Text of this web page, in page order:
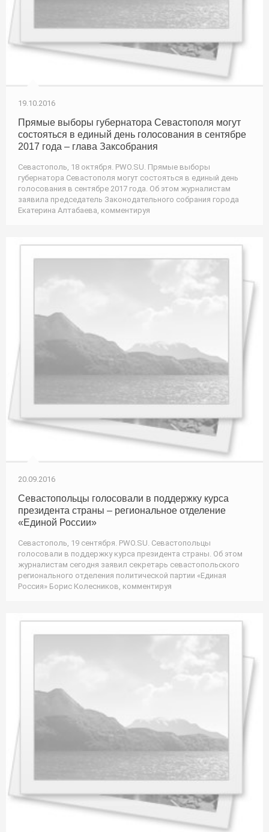
19.10.2016
Прямые выборы губернатора Севастополя могут
состояться в единый день голосования в сентябре
2017 года – глава Заксобрания
Севастополь, 18 октября. PWO.SU. Прямые выборы
губернатора Севастополя могут состояться в единый день
голосования в сентябре 2017 года. Об этом журналистам
заявила председатель Законодательного собрания города
Екатерина Алтабаева, комментируя
20.09.2016
Севастопольцы голосовали в поддержку курса
президента страны – региональное отделение
«Единой России»
Севастополь, 19 сентября. PWO.SU. Севастопольцы
голосовали в поддержку курса президента страны. Об этом
журналистам сегодня заявил секретарь севастопольского
регионального отделения политической партии «Единая
Россия» Борис Колесников, комментируя